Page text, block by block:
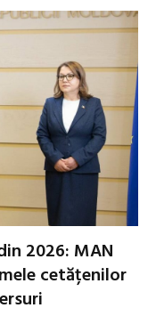
2026: MAN
cetățenilor